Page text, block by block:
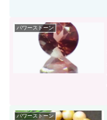
パワーストーン
パワーストーン